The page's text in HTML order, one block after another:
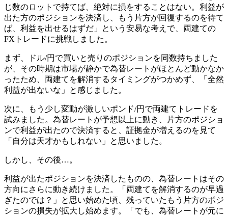
じ数のロットで持てば、絶対に損をすることはない。利益が
出た方のポジションを決済し、もう片方が回復するのを待て
ば、利益を出せるはずだ」という安易な考えで、両建ての
FXトレードに挑戦しました。
まず、ドル/円で買いと売りのポジションを同数持ちました
が、その時期は市場が静かで為替レートがほとんど動かなか
ったため、両建てを解消するタイミングがつかめず、「全然
利益が出ないな」と感じました。
次に、もう少し変動が激しいポンド/円で両建てトレードを
試みました。為替レートが予想以上に動き、片方のポジショ
ンで利益が出たので決済すると、証拠金が増えるのを見て
「自分は天才かもしれない」と思いました。
しかし、その後…。
利益が出たポジションを決済したものの、為替レートはその
方向にさらに動き続けました。「両建てを解消するのが早過
ぎたのでは？」と思い始めた頃、残っていたもう片方のポジ
ションの損失が拡大し始めます。「でも、為替レートが元に